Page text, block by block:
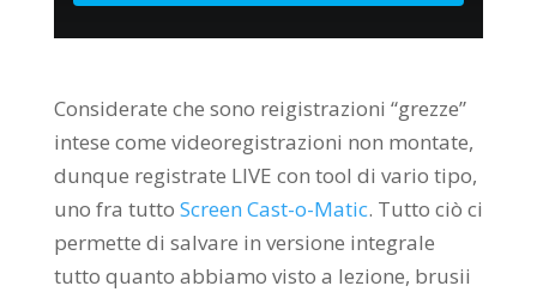
Considerate che sono reigistrazioni “grezze”
intese come videoregistrazioni non montate,
dunque registrate LIVE con tool di vario tipo,
uno fra tutto Screen Cast-o-Matic. Tutto ciò ci
permette di salvare in versione integrale
tutto quanto abbiamo visto a lezione, brusii